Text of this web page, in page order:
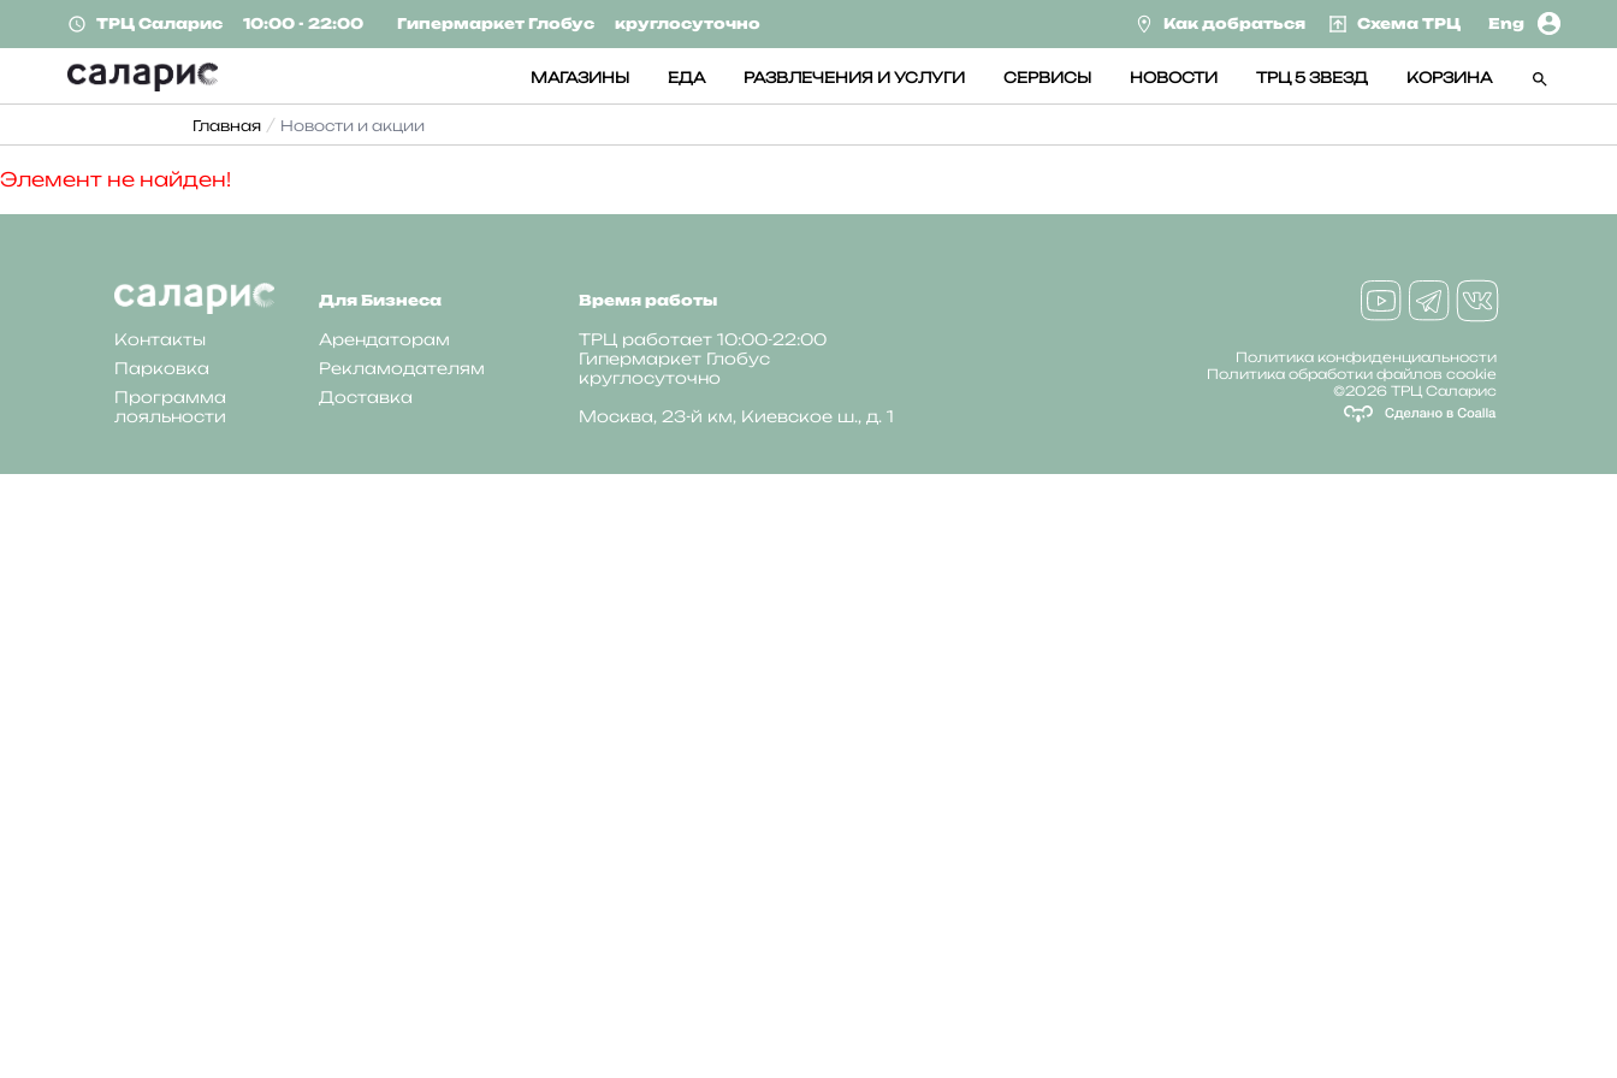
ТРЦ Саларис 10:00 - 22:00 Гипермаркет Глобус круглосуточно Как добраться Схема ТРЦ Eng
МАГАЗИНЫ ЕДА РАЗВЛЕЧЕНИЯ И УСЛУГИ СЕРВИСЫ НОВОСТИ ТРЦ 5 ЗВЕЗД КОРЗИНА
Главная Новости и акции
Элемент не найден!
Контакты
Парковка
Программа
лояльности
Для Бизнеса
Арендаторам
Рекламодателям
Доставка
Время работы
ТРЦ работает 10:00-22:00
Гипермаркет Глобус
круглосуточно
Москва, 23-й км, Киевское ш., д. 1
Политика конфиденциальности
Политика обработки файлов cookie
©2026 ТРЦ Саларис